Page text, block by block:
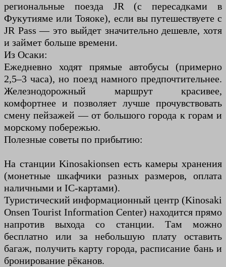
региональные поезда JR (с пересадками в
Фукутияме или Тояоке), если вы путешествуете с
JR Pass — это выйдет значительно дешевле, хотя
и займет больше времени.
Из Осаки:
Ежедневно ходят прямые автобусы (примерно
2,5–3 часа), но поезд намного предпочтительнее.
Железнодорожный маршрут красивее,
комфортнее и позволяет лучше прочувствовать
смену пейзажей — от большого города к горам и
морскому побережью.
Полезные советы по прибытию:
На станции Kinosakionsen есть камеры хранения
(монетные шкафчики разных размеров, оплата
наличными и IC-картами).
Туристический информационный центр (Kinosaki
Onsen Tourist Information Center) находится прямо
напротив выхода со станции. Там можно
бесплатно или за небольшую плату оставить
багаж, получить карту города, расписание бань и
бронирование рёканов.